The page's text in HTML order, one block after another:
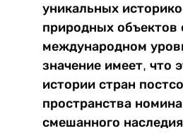
уникальных
природных объектов
международном
значение имеет, что
истории стран
пространства
смешанного